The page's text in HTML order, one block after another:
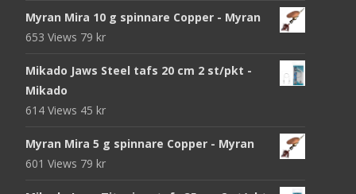
prisetpriset
Myran Mira 10 g spinnare Copper - Myran
653 Views 79 kr
Mikado Jaws Steel tafs 20 cm 2 st/pkt -
Mikado
614 Views 45 kr
Myran Mira 5 g spinnare Copper - Myran
601 Views 79 kr